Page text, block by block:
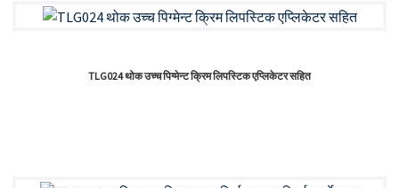
TLG024 थोक उच्च पिग्मेन्ट क्रिम लिपस्टिक एप्लिकेटर सहित